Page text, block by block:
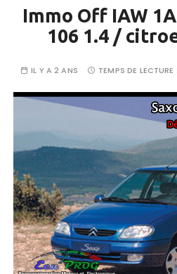
Immo Off IAW
106 1.4 /
IL Y A 2 ANS TEMPS DE LECTURE :